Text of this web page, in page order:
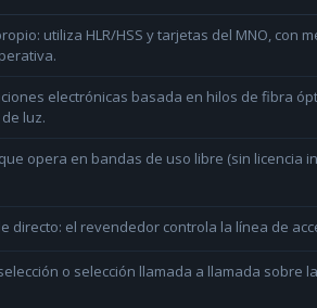
utiliza HLR/HSS y tarjetas del MNO, con
electrónicas basada en hilos de fibra
luz.
opera en bandas de uso libre (sin licencia
directo: el revendedor controla la línea de
o selección llamada a llamada sobre